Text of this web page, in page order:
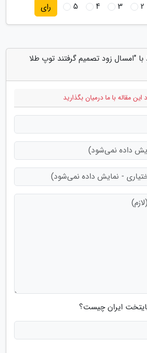
2
3
4
5 رای
"امسال زود تصمیم گرفتند توپ طلا
مقاله با ما درمیان بگذارید
ایران چیست؟